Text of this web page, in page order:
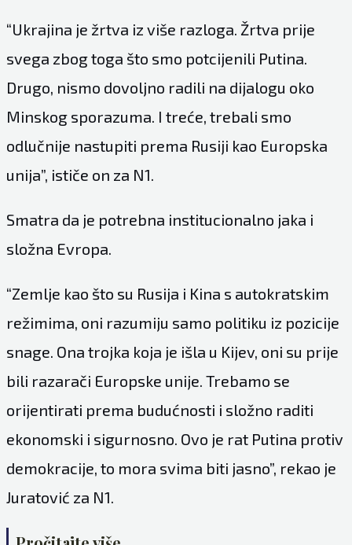
“Ukrajina je žrtva iz više razloga. Žrtva prije
svega zbog toga što smo potcijenili Putina.
Drugo, nismo dovoljno radili na dijalogu oko
Minskog sporazuma. I treće, trebali smo
odlučnije nastupiti prema Rusiji kao Europska
unija”, ističe on za N1.
Smatra da je potrebna institucionalno jaka i
složna Evropa.
“Zemlje kao što su Rusija i Kina s autokratskim
režimima, oni razumiju samo politiku iz pozicije
snage. Ona trojka koja je išla u Kijev, oni su prije
bili razarači Europske unije. Trebamo se
orijentirati prema budućnosti i složno raditi
ekonomski i sigurnosno. Ovo je rat Putina protiv
demokracije, to mora svima biti jasno”, rekao je
Juratović za N1.